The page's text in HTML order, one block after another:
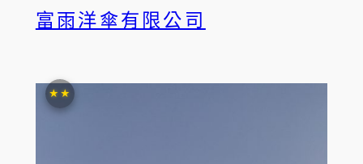
富雨洋傘有限公司
★★